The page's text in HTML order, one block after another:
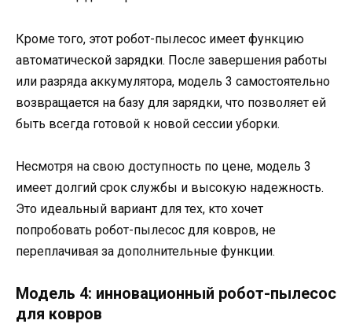
Кроме того, этот робот-пылесос имеет функцию
автоматической зарядки. После завершения работы
или разряда аккумулятора, модель 3 самостоятельно
возвращается на базу для зарядки, что позволяет ей
быть всегда готовой к новой сессии уборки.
Несмотря на свою доступность по цене, модель 3
имеет долгий срок службы и высокую надежность.
Это идеальный вариант для тех, кто хочет
попробовать робот-пылесос для ковров, не
переплачивая за дополнительные функции.
Модель 4: инновационный робот-пылесос
для ковров